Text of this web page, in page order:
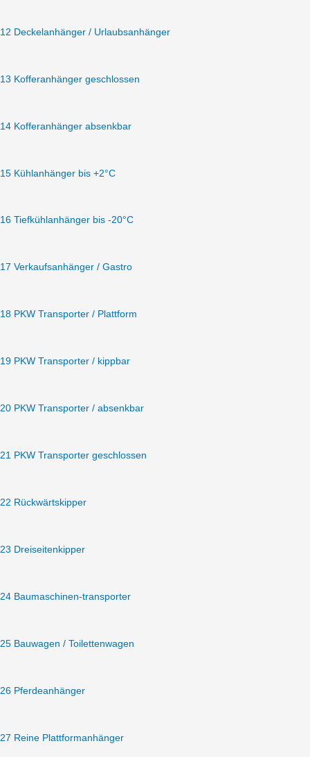
12 Deckelanhänger / Urlaubsanhänger
13 Kofferanhänger geschlossen
14 Kofferanhänger absenkbar
15 Kühlanhänger bis +2°C
16 Tiefkühlanhänger bis -20°C
17 Verkaufsanhänger / Gastro
18 PKW Transporter / Plattform
19 PKW Transporter / kippbar
20 PKW Transporter / absenkbar
21 PKW Transporter geschlossen
22 Rückwärtskipper
23 Dreiseitenkipper
24 Baumaschinen-transporter
25 Bauwagen / Toilettenwagen
26 Pferdeanhänger
27 Reine Plattformanhänger